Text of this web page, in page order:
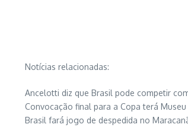
Notícias relacionadas:
Ancelotti diz que Brasil pode competir
Convocação final para a Copa terá
Brasil fará jogo de despedida no